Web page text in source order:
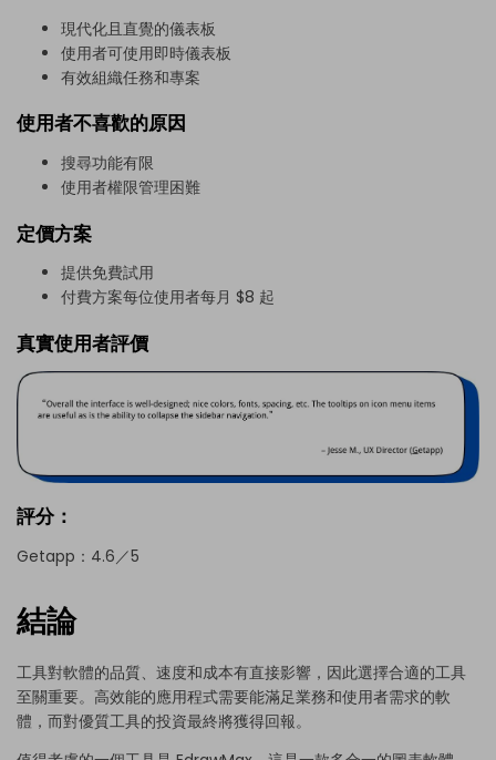
現代化且直覺的儀表板
使用者可使用即時儀表板
有效組織任務和專案
使用者不喜歡的原因
搜尋功能有限
使用者權限管理困難
定價方案
提供免費試用
付費方案每位使用者每月 $8 起
真實使用者評價
評分：
Getapp：4.6／5
結論
工具對軟體的品質、速度和成本有直接影響，因此選擇合適的工具
至關重要。高效能的應用程式需要能滿足業務和使用者需求的軟
體，而對優質工具的投資最終將獲得回報。